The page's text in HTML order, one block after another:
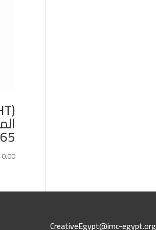
65*200
CreativeEgypt@imc-egypt.org